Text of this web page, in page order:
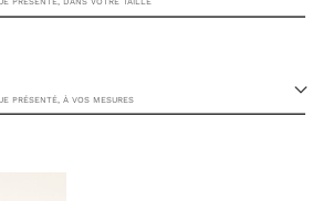
PRÉSENTÉ, DANS VOTRE TAILLE
PRÉSENTÉ, À VOS MESURES